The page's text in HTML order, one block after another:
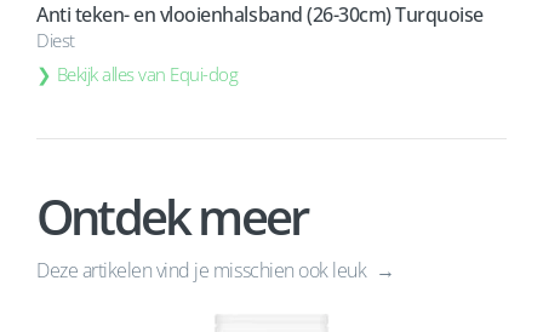
Anti teken- en vlooienhalsband (26-30cm) Turquoise
Diest
Bekijk alles van Equi-dog
Ontdek meer
Deze artikelen vind je misschien ook leuk